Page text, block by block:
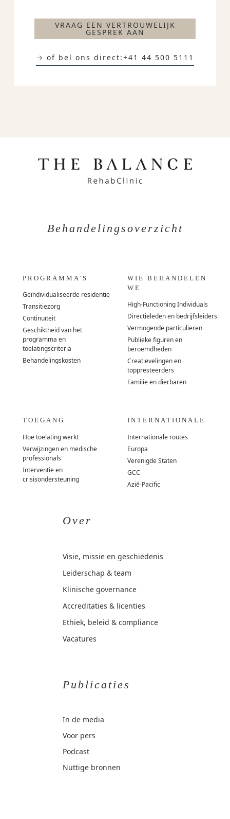
VRAAG EEN VERTROUWELIJK
GESPREK AAN
→ of bel ons direct:+41 44 500 5111
Behandelingsoverzicht
PROGRAMMA'S
Geïndividualiseerde residentie
Transitiezorg
Continuïteit
Geschiktheid van het
programma en
toelatingscriteria
Behandelingskosten
WIE BEHANDELEN
WE
High-Functioning Individuals
Directieleden en bedrijfsleiders
Vermogende particulieren
Publieke figuren en
beroemdheden
Creatievelingen en
toppresteerders
Familie en dierbaren
TOEGANG
Hoe toelating werkt
Verwijzingen en medische
professionals
Interventie en
crisisondersteuning
INTERNATIONALE
Internationale routes
Europa
Verenigde Staten
GCC
Azië-Pacific
Over
Visie, missie en geschiedenis
Leiderschap & team
Klinische governance
Accreditaties & licenties
Ethiek, beleid & compliance
Vacatures
Publicaties
In de media
Voor pers
Podcast
Nuttige bronnen